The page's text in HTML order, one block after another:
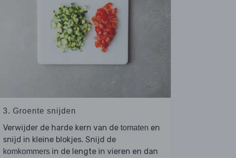
3. Groente snijden
Verwijder de harde kern van de tomaten en
snijd in kleine blokjes. Snijd de
komkommers in de lengte in vieren en dan